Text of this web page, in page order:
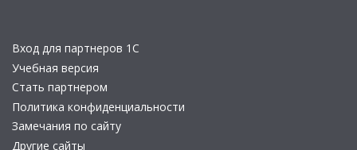
Вход для партнеров 1С
Учебная версия
Стать партнером
Политика конфиденциальности
Замечания по сайту
Другие сайты